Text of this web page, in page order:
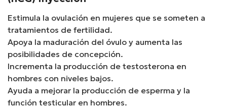
Estimula la ovulación en mujeres que se someten a
tratamientos de fertilidad.
Apoya la maduración del óvulo y aumenta las
posibilidades de concepción.
Incrementa la producción de testosterona en
hombres con niveles bajos.
Ayuda a mejorar la producción de esperma y la
función testicular en hombres.